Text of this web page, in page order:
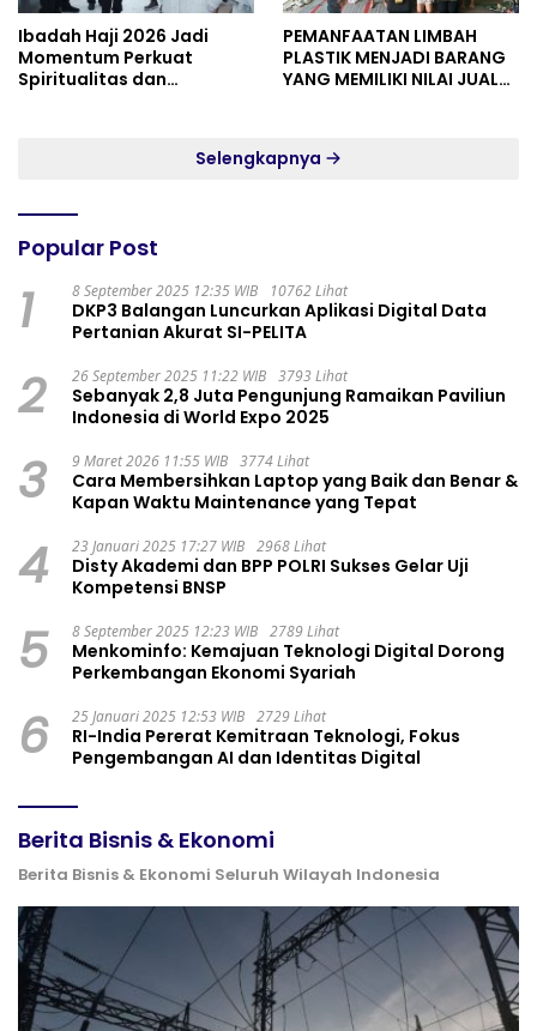
Ibadah Haji 2026 Jadi
Momentum Perkuat
Spiritualitas dan
PEMANFAATAN LIMBAH
PLASTIK MENJADI BARANG
YANG MEMILIKI NILAI JUAL
Selengkapnya
Popular Post
1 8 September 2025 12:35 WIB 10762 Lihat
DKP3 Balangan Luncurkan Aplikasi Digital Data
Pertanian Akurat SI-PELITA
2 26 September 2025 11:22 WIB 3793 Lihat
Sebanyak 2,8 Juta Pengunjung Ramaikan Paviliun
Indonesia di World Expo 2025
3 9 Maret 2026 11:55 WIB 3774 Lihat
Cara Membersihkan Laptop yang Baik dan Benar &
Kapan Waktu Maintenance yang Tepat
4 23 Januari 2025 17:27 WIB 2968 Lihat
Disty Akademi dan BPP POLRI Sukses Gelar Uji
Kompetensi BNSP
5 8 September 2025 12:23 WIB 2789 Lihat
Menkominfo: Kemajuan Teknologi Digital Dorong
Perkembangan Ekonomi Syariah
6 25 Januari 2025 12:53 WIB 2729 Lihat
RI-India Pererat Kemitraan Teknologi, Fokus
Pengembangan AI dan Identitas Digital
Berita Bisnis & Ekonomi
Berita Bisnis & Ekonomi Seluruh Wilayah Indonesia